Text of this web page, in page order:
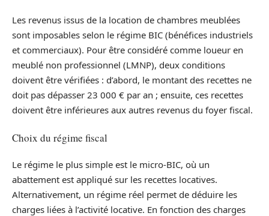
Les revenus issus de la location de chambres meublées
sont imposables selon le régime BIC (bénéfices industriels
et commerciaux). Pour être considéré comme loueur en
meublé non professionnel (LMNP), deux conditions
doivent être vérifiées : d’abord, le montant des recettes ne
doit pas dépasser 23 000 € par an ; ensuite, ces recettes
doivent être inférieures aux autres revenus du foyer fiscal.
Choix du régime fiscal
Le régime le plus simple est le micro-BIC, où un
abattement est appliqué sur les recettes locatives.
Alternativement, un régime réel permet de déduire les
charges liées à l’activité locative. En fonction des charges